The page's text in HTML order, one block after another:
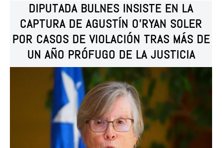
DIPUTADA BULNES INSISTE EN LA
CAPTURA DE AGUSTÍN O’RYAN SOLER
POR CASOS DE VIOLACIÓN TRAS MÁS DE
UN AÑO PRÓFUGO DE LA JUSTICIA